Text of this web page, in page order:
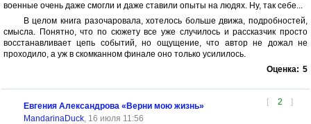
военные очень даже смогли и даже ставили опыты на людях. Ну, так себе...
В целом книга разочаровала, хотелось больше движа, подробностей,
смысла. Понятно, что по сюжету все уже случилось и рассказчик просто
восстанавливает цепь событий, но ощущение, что автор не дожал не
проходило, а уж в скомканном финале оно только усилилось.
Оценка: 5
[ 2 ]
Евгения Александрова «Верни мою жизнь»
MandarinaDuck, 16 июля 11:56